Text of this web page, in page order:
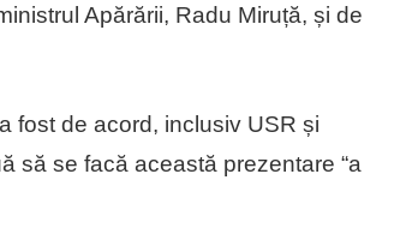
Apărării, Radu Miruță, și de
fost de acord, inclusiv USR și
să se facă această prezentare “a